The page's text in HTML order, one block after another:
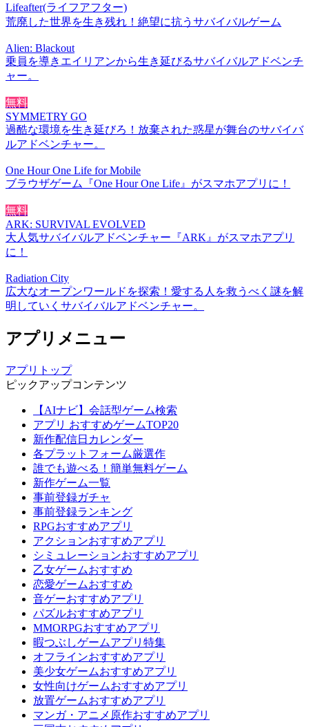
Lifeafter(ライフアフター)
荒廃した世界を生き残れ！絶望に抗うサバイバルゲーム
Alien: Blackout
乗員を導きエイリアンから生き延びるサバイバルアドベンチ
ャー。
無料
SYMMETRY GO
過酷な環境を生き延びろ！放棄された惑星が舞台のサバイバ
ルアドベンチャー。
One Hour One Life for Mobile
ブラウザゲーム『One Hour One Life』がスマホアプリに！
無料
ARK: SURVIVAL EVOLVED
大人気サバイバルアドベンチャー『ARK』がスマホアプリ
に！
Radiation City
広大なオープンワールドを探索！愛する人を救うべく謎を解
明していくサバイバルアドベンチャー。
アプリメニュー
アプリトップ
ピックアップコンテンツ
【AIナビ】会話型ゲーム検索
アプリ おすすめゲームTOP20
新作配信日カレンダー
各プラットフォーム厳選作
誰でも遊べる！簡単無料ゲーム
新作ゲーム一覧
事前登録ガチャ
事前登録ランキング
RPGおすすめアプリ
アクションおすすめアプリ
シミュレーションおすすめアプリ
乙女ゲームおすすめ
恋愛ゲームおすすめ
音ゲーおすすめアプリ
パズルおすすめアプリ
MMORPGおすすめアプリ
暇つぶしゲームアプリ特集
オフラインおすすめアプリ
美少女ゲームおすすめアプリ
女性向けゲームおすすめアプリ
放置ゲームおすすめアプリ
マンガ・アニメ原作おすすめアプリ